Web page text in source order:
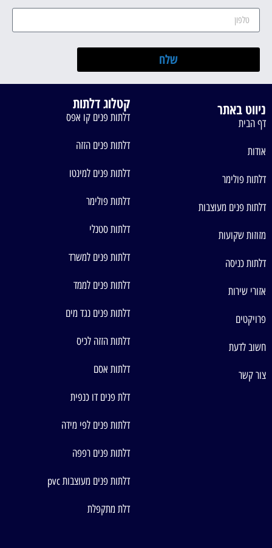
שלח
ניווט באתר
דף הבית
אודות
דלתות פולימר
דלתות פנים מעוצבות
מזוזות שקועות
דלתות כניסה
אזורי שירות
פרויקטים
חשוב לדעת
צור קשר
קטלוג דלתות
דלתות פנים קו אפס
דלתות פנים הזזה
דלתות פנים למינטו
דלתות פולימר
דלתות סטנלי
דלתות פנים למשרד
דלתות פנים לממד
דלתות פנים נגד מים
דלתות הזזה לכיס
דלתות אסם
דלת פנים דו כנפית
דלתות פנים לפי מידה
דלתות פנים רפפה
דלתות פנים מעוצבות pvc
דלת מתקפלת